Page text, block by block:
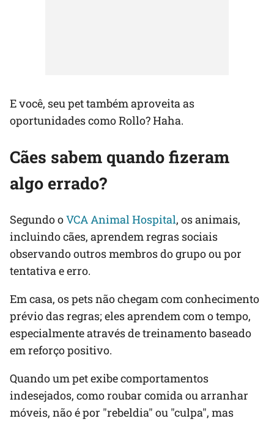
E você, seu pet também aproveita as
oportunidades como Rollo? Haha.
Cães sabem quando fizeram
algo errado?
Segundo oVCA Animal Hospital, os animais,
incluindo cães, aprendem regras sociais
observando outros membros do grupo ou por
tentativa e erro.
Em casa, os pets não chegam com conhecimento
prévio das regras; eles aprendem com o tempo,
especialmente através de treinamento baseado
em reforço positivo.
Quando um pet exibe comportamentos
indesejados, como roubar comida ou arranhar
móveis, não é por "rebeldia" ou "culpa", mas